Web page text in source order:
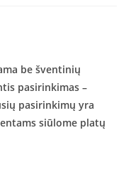
be šventinių
pasirinkimas –
pasirinkimų yra
siūlome platų